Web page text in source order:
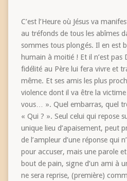
C’est l’Heure où Jésus va
au tréfonds de tous les abîmes
sommes tous plongés. Il en est
humain à moitié ! Et il n’est pas
fidélité au Père lui fera vivre et
même. Et ses amis les plus
violence dont il va être la
vous… ». Quel embarras, quel
« Qui ? ». Seul celui qui repose
unique lieu d’apaisement, peut
de l’ampleur d’une réponse qui
pour accuser, mais une parole
bout de pain, signe d’un ami à
ne sera reprise, (première)